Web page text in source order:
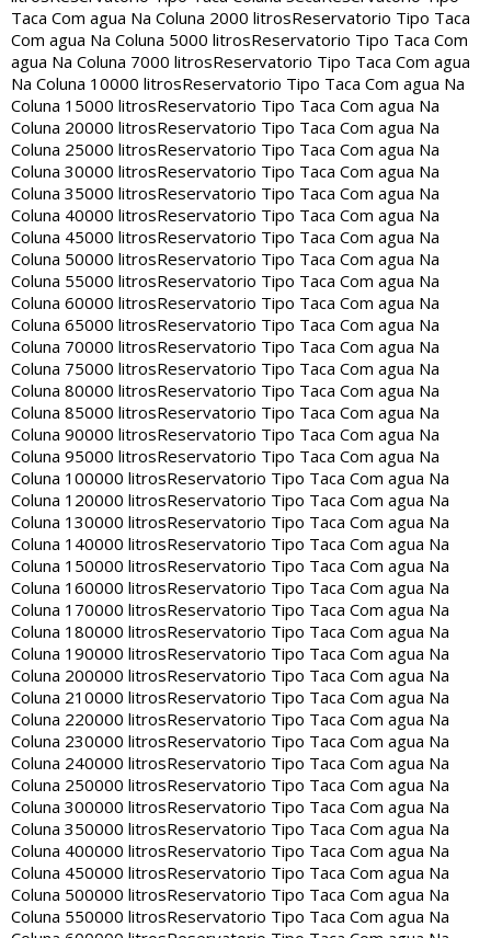
Taca Com agua Na Coluna 2000 litrosReservatorio Tipo Taca
Com agua Na Coluna 5000 litrosReservatorio Tipo Taca Com
agua Na Coluna 7000 litrosReservatorio Tipo Taca Com agua
Na Coluna 10000 litrosReservatorio Tipo Taca Com agua Na
Coluna 15000 litrosReservatorio Tipo Taca Com agua Na
Coluna 20000 litrosReservatorio Tipo Taca Com agua Na
Coluna 25000 litrosReservatorio Tipo Taca Com agua Na
Coluna 30000 litrosReservatorio Tipo Taca Com agua Na
Coluna 35000 litrosReservatorio Tipo Taca Com agua Na
Coluna 40000 litrosReservatorio Tipo Taca Com agua Na
Coluna 45000 litrosReservatorio Tipo Taca Com agua Na
Coluna 50000 litrosReservatorio Tipo Taca Com agua Na
Coluna 55000 litrosReservatorio Tipo Taca Com agua Na
Coluna 60000 litrosReservatorio Tipo Taca Com agua Na
Coluna 65000 litrosReservatorio Tipo Taca Com agua Na
Coluna 70000 litrosReservatorio Tipo Taca Com agua Na
Coluna 75000 litrosReservatorio Tipo Taca Com agua Na
Coluna 80000 litrosReservatorio Tipo Taca Com agua Na
Coluna 85000 litrosReservatorio Tipo Taca Com agua Na
Coluna 90000 litrosReservatorio Tipo Taca Com agua Na
Coluna 95000 litrosReservatorio Tipo Taca Com agua Na
Coluna 100000 litrosReservatorio Tipo Taca Com agua Na
Coluna 120000 litrosReservatorio Tipo Taca Com agua Na
Coluna 130000 litrosReservatorio Tipo Taca Com agua Na
Coluna 140000 litrosReservatorio Tipo Taca Com agua Na
Coluna 150000 litrosReservatorio Tipo Taca Com agua Na
Coluna 160000 litrosReservatorio Tipo Taca Com agua Na
Coluna 170000 litrosReservatorio Tipo Taca Com agua Na
Coluna 180000 litrosReservatorio Tipo Taca Com agua Na
Coluna 190000 litrosReservatorio Tipo Taca Com agua Na
Coluna 200000 litrosReservatorio Tipo Taca Com agua Na
Coluna 210000 litrosReservatorio Tipo Taca Com agua Na
Coluna 220000 litrosReservatorio Tipo Taca Com agua Na
Coluna 230000 litrosReservatorio Tipo Taca Com agua Na
Coluna 240000 litrosReservatorio Tipo Taca Com agua Na
Coluna 250000 litrosReservatorio Tipo Taca Com agua Na
Coluna 300000 litrosReservatorio Tipo Taca Com agua Na
Coluna 350000 litrosReservatorio Tipo Taca Com agua Na
Coluna 400000 litrosReservatorio Tipo Taca Com agua Na
Coluna 450000 litrosReservatorio Tipo Taca Com agua Na
Coluna 500000 litrosReservatorio Tipo Taca Com agua Na
Coluna 550000 litrosReservatorio Tipo Taca Com agua Na